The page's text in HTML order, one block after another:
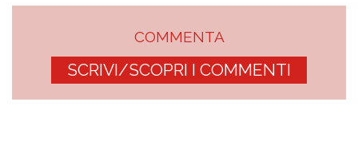
COMMENTA
SCRIVI/SCOPRI I COMMENTI